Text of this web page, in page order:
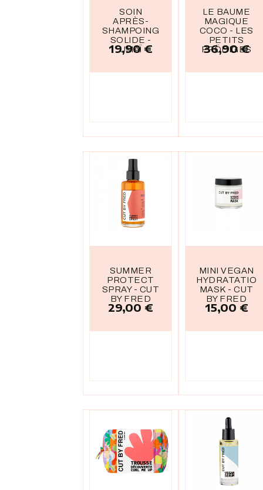
SOIN
APRÈS-
SHAMPOING
SOLIDE -
UMAÏ
Prix
19,90 €
LE BAUME
MAGIQUE
COCO - LES
PETITS
PRÖDIGES
Prix
36,90 €
SUMMER
PROTECT
SPRAY - CUT
BY FRED
Prix
29,00 €
MINI VEGAN
HYDRATATION
MASK - CUT
BY FRED
Prix
15,00 €